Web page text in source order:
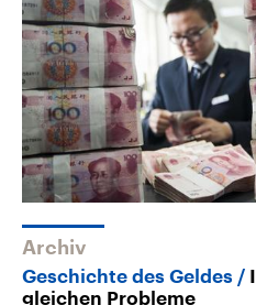
Archiv
Geschichte des Geldes
gleichen Probleme